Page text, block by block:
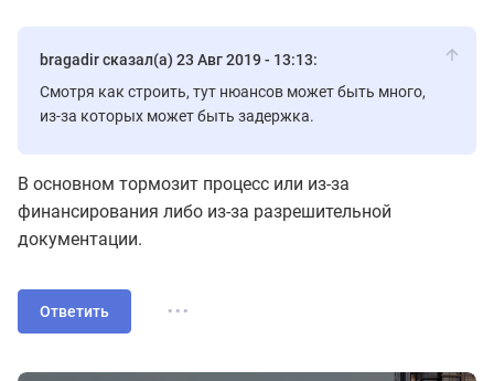
bragadir сказал(а) 23 Авг 2019 - 13:13:
Смотря как строить, тут нюансов может быть много,
из-за которых может быть задержка.
В основном тормозит процесс или из-за
финансирования либо из-за разрешительной
документации.
Ответить ...